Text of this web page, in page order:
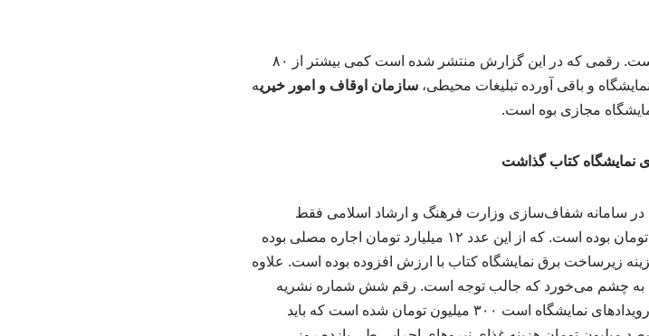
نکته جالب توجه در این گزارش درآمد نمایشگاه کتاب است. رقمی که در این گزارش منتشر شده است کمی بیشتر از ۸۰
سازمان اوقاف و امور خیریه
مجازی بوه است.
سامانه شفاف‌سازی وزارت فرهنگ و ارشاد اسلامی فقط
هزینه‌های اجرایی نمایشگاه ۱۳۲ میلیارد و نهصد میلیون تومان بوده است. که از این عدد ۱۲ میلیارد تومان اجاره مصلی بوده
تومان هم هزینه زیرساخت برق نمایشگاه کتاب با ارزش افزوده بوده است. علاوه
به چشم می‌خورد که جالب توجه است. رقم شش شماره نشریه
روزانه نمایشگاه که کارکرد آن اطلاع‌رسانی و بازنمایی رویدادهای نمایشگاه است ۳۰۰ میلیون تومان شده است که باید